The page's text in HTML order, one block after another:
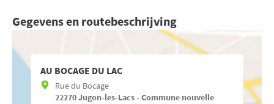
Gegevens en routebeschrijving
AU BOCAGE DU LAC
Rue du Bocage
22270Jugon-les-Lacs - Commune nouvelle